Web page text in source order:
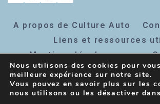
A propos de Culture Auto
Liens et ressources
Mentions légales
Inscription
Nous utilisons des cookies pour
meilleure expérience sur notre site.
Vous pouvez en savoir plus sur les
nous utilisons ou les désactiver dans